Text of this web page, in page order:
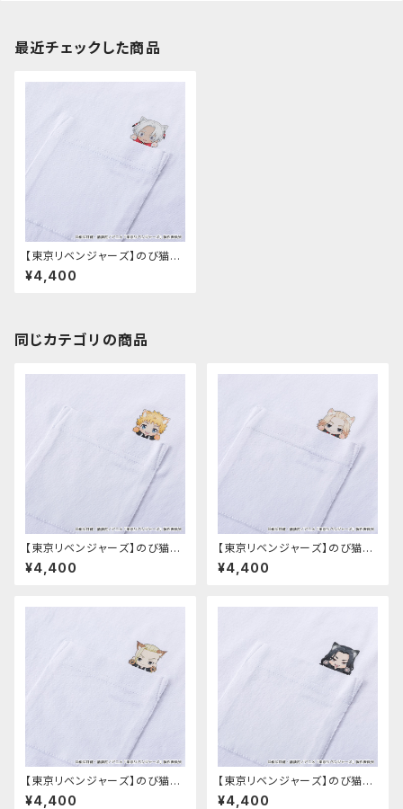
最近チェックした商品
【東京リベンジャーズ】のび猫T
シャツ（黒川 イザナ）
¥4,400
同じカテゴリの商品
【東京リベンジャーズ】のび猫T
シャツ（花垣 武道）
¥4,400
【東京リベンジャーズ】のび猫T
シャツ（佐野 万次郎）
¥4,400
【東京リベンジャーズ】のび猫T
シャツ（龍宮寺 堅）
¥4,400
【東京リベンジャーズ】のび猫T
シャツ（場地 圭介）
¥4,400